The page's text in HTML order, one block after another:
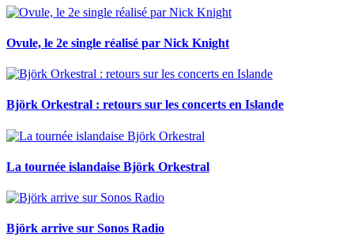
Ovule, le 2e single réalisé par Nick Knight
Björk Orkestral : retours sur les concerts en Islande
La tournée islandaise Björk Orkestral
Björk arrive sur Sonos Radio